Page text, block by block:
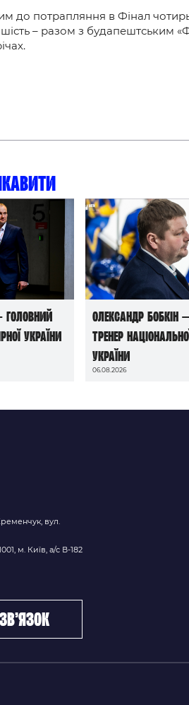
до потрапляння в Фінал
шість – разом з
головний
України
Олександр Бобкін
тренер
України
06.08.2026
вул.
м. Київ, а/с В-182